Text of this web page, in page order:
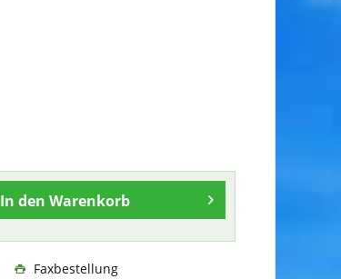
In den Warenkorb
Faxbestellung